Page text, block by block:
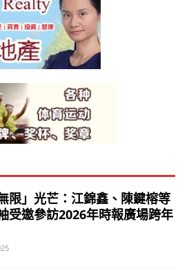
限」光芒：江錦鑫、陳鍵榕等
受邀參訪2026年時報廣場跨年